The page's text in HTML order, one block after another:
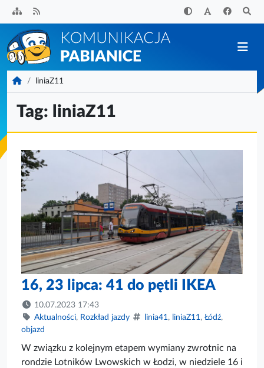
Przejdź
do
treści
KomunikacjaPabianice.pl
liniaZ11
Tag: liniaZ11
16, 23 lipca: 41 do pętli IKEA
10.07.2023 17:43
Aktualności, Rozkład jazdy linia41, liniaZ11, Łódź,
objazd
W związku z kolejnym etapem wymiany zwrotnic na
rondzie Lotników Lwowskich w Łodzi, w niedziele 16 i